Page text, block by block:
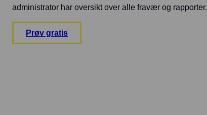
administrator har oversikt over alle fravær og rapporter.
Prøv gratis